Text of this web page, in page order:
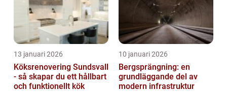
13 januari 2026
Köksrenovering Sundsvall
- så skapar du ett hållbart
och funktionellt kök
10 januari 2026
Bergsprängning: en
grundläggande del av
modern infrastruktur